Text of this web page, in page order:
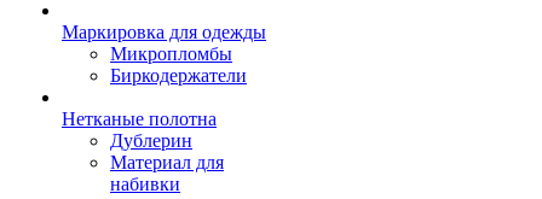
Маркировка для одежды
Микропломбы
Биркодержатели
Нетканые полотна
Дублерин
Материал для
набивки